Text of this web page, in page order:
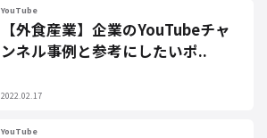
YouTube
【外食産業】企業のYouTubeチャ
ンネル事例と参考にしたいポ..
2022.02.17
YouTube